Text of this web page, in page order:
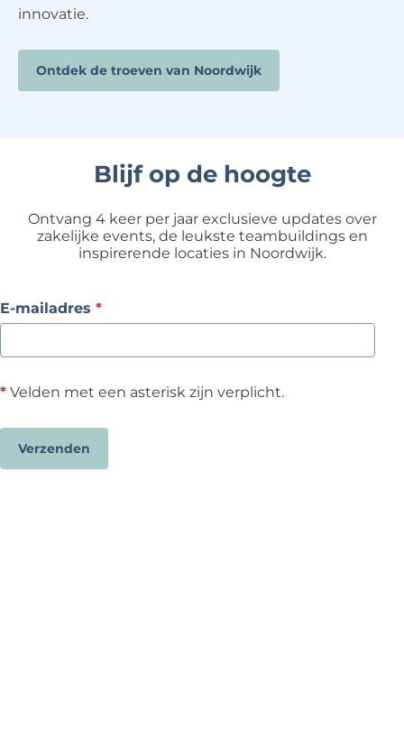
innovatie.
Ontdek de troeven van Noordwijk
Blijf op de hoogte
Ontvang 4 keer per jaar exclusieve updates over
zakelijke events, de leukste teambuildings en
inspirerende locaties in Noordwijk.
E-mailadres *v
r
l
i
h
* Velden met een asterisk zijn verplicht.
Verzenden